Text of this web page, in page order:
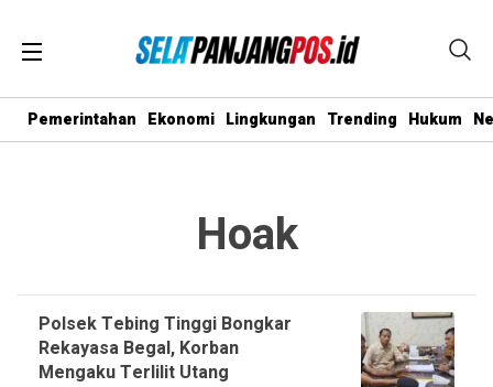
Pemerintahan Ekonomi Lingkungan Trending Hukum
Hoak
Polsek Tebing Tinggi Bongkar
Rekayasa Begal, Korban
Mengaku Terlilit Utang